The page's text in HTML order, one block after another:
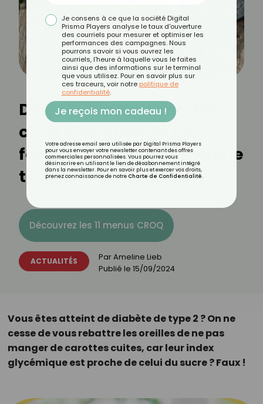
Diabète : non, la carotte
cuite n’augmente pas
fortement et rapidement le
taux de sucre sanguin !
Découvrez les 11 menus CROQ
ACTUALITÉS ParAmeline Lieb
Publié le 15/09/2024
Vous êtes atteint de diabète de type 2 ? On ne
cesse de vous rebattre les oreilles de ne pas
manger de carottes cuites, car leur index
glycémique est proche de celui du sucre ? Faux !
Je consens à ce que la société Digital
Prisma Players analyse le taux d'ouverture
des courriels pour mesurer et optimiser les
performances des campagnes. Nous
pourrons savoir si vous ouvrez les
courriels, l'heure à laquelle vous le faites
ainsi que des informations sur le terminal
que vous utilisez. Pour en savoir plus sur
ces traceurs, voir notre politique de
confidentialité.
Je reçois mon cadeau !
Votre adresse email sera utilisée par Digital Prisma Players
pour vous envoyer votre newsletter contenant des offres
commerciales personnalisées. Vous pourrez vous
désinscrire en utilisant le lien de désabonnement intégré
dans la newsletter. Pour en savoir plus et exercer vos droits,
prenez connaissance de notre Charte de Confidentialité.